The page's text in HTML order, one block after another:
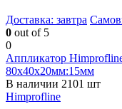
Доставка: завтра
0 out of 5
0
Аппликатор
80х40х20мм:15мм
В наличии 2101 шт
Himprofline